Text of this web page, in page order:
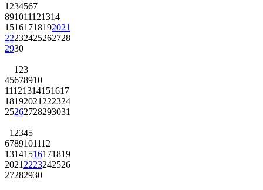
1 234567
891011121314
15161718192021
22232425262728
2930
1 23
45678910
11121314151617
18192021 222324
25262728293031
1 2345
6789101112
13141516171819
2021 2223242526
27282930